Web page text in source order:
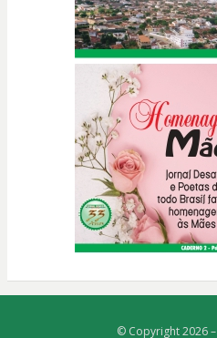
© Copyright 2026 –